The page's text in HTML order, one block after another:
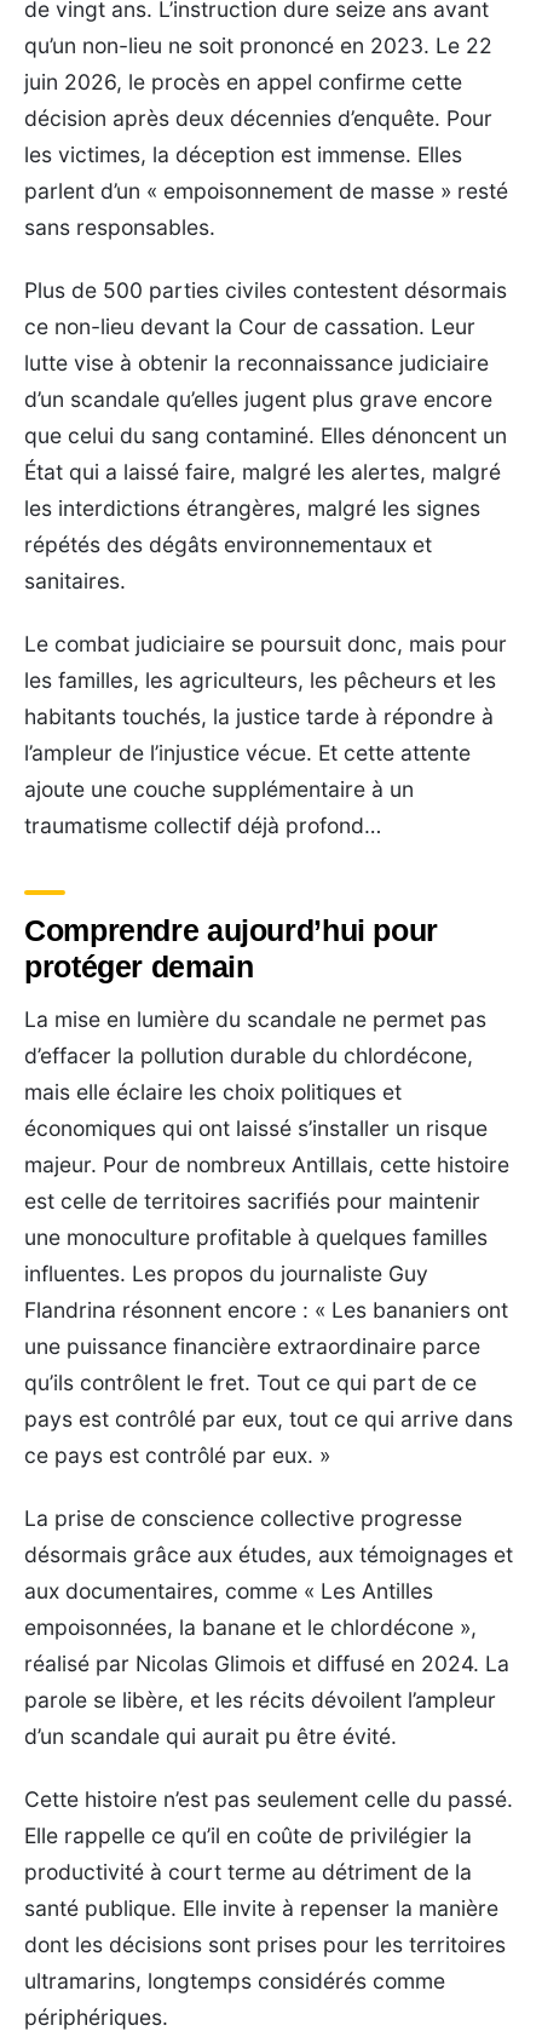
de vingt ans. L’instruction dure seize ans avant
qu’un non-lieu ne soit prononcé en 2023. Le 22
juin 2026, le procès en appel confirme cette
décision après deux décennies d’enquête. Pour
les victimes, la déception est immense. Elles
parlent d’un « empoisonnement de masse » resté
sans responsables.
Plus de 500 parties civiles contestent désormais
ce non-lieu devant la Cour de cassation. Leur
lutte vise à obtenir la reconnaissance judiciaire
d’un scandale qu’elles jugent plus grave encore
que celui du sang contaminé. Elles dénoncent un
État qui a laissé faire, malgré les alertes, malgré
les interdictions étrangères, malgré les signes
répétés des dégâts environnementaux et
sanitaires.
Le combat judiciaire se poursuit donc, mais pour
les familles, les agriculteurs, les pêcheurs et les
habitants touchés, la justice tarde à répondre à
l’ampleur de l’injustice vécue. Et cette attente
ajoute une couche supplémentaire à un
traumatisme collectif déjà profond…
Comprendre aujourd’hui pour
protéger demain
La mise en lumière du scandale ne permet pas
d’effacer la pollution durable du chlordécone,
mais elle éclaire les choix politiques et
économiques qui ont laissé s’installer un risque
majeur. Pour de nombreux Antillais, cette histoire
est celle de territoires sacrifiés pour maintenir
une monoculture profitable à quelques familles
influentes. Les propos du journaliste Guy
Flandrina résonnent encore : « Les bananiers ont
une puissance financière extraordinaire parce
qu’ils contrôlent le fret. Tout ce qui part de ce
pays est contrôlé par eux, tout ce qui arrive dans
ce pays est contrôlé par eux. »
La prise de conscience collective progresse
désormais grâce aux études, aux témoignages et
aux documentaires, comme « Les Antilles
empoisonnées, la banane et le chlordécone »,
réalisé par Nicolas Glimois et diffusé en 2024. La
parole se libère, et les récits dévoilent l’ampleur
d’un scandale qui aurait pu être évité.
Cette histoire n’est pas seulement celle du passé.
Elle rappelle ce qu’il en coûte de privilégier la
productivité à court terme au détriment de la
santé publique. Elle invite à repenser la manière
dont les décisions sont prises pour les territoires
ultramarins, longtemps considérés comme
périphériques.